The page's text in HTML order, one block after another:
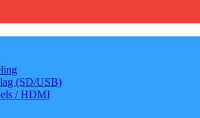
(SD/USB)
/ HDMI